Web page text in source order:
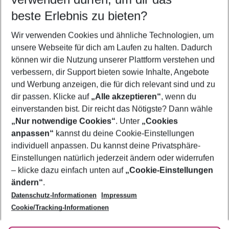
5-8 Nächte
2 Erwachsene Keine Kinder
Mehr Filter anzeigen
Footer
Footer navigation
Über uns
AGB
Bestpreisgarantie
Cookie-Einstellungen ändern
Cookie-Richtlinie
Agenturbetreuung
Barrierefreies Reisen
Folge uns
beste Erlebnis zu bieten?
Wir verwenden Cookies und ähnliche Technologien, um
unsere Webseite für dich am Laufen zu halten. Dadurch
können wir die Nutzung unserer Plattform verstehen und
verbessern, dir Support bieten sowie Inhalte, Angebote
und Werbung anzeigen, die für dich relevant sind und zu
dir passen. Klicke auf „Alle akzeptieren“, wenn du
einverstanden bist. Dir reicht das Nötigste? Dann wähle
„Nur notwendige Cookies“. Unter „Cookies
anpassen“ kannst du deine Cookie-Einstellungen
individuell anpassen. Du kannst deine Privatsphäre-
Einstellungen natürlich jederzeit ändern oder widerrufen
– klicke dazu einfach unten auf „Cookie-Einstellungen
ändern“.
Datenschutz-Informationen
Impressum
Cookie/Tracking-Informationen